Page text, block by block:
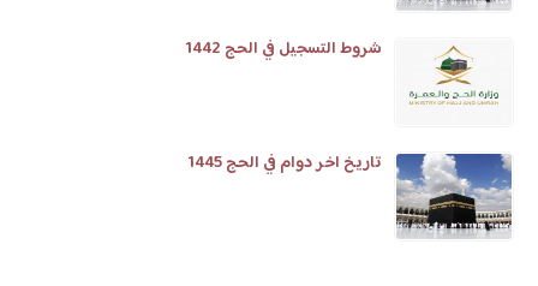
شروط التسجيل في الحج 1442
تاريخ اخر دوام في الحج 1445